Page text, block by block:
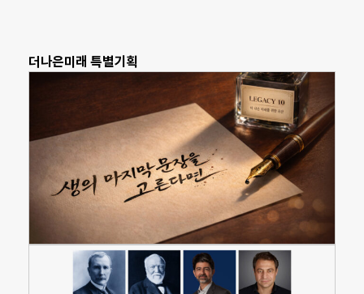
더나은미래 특별기획